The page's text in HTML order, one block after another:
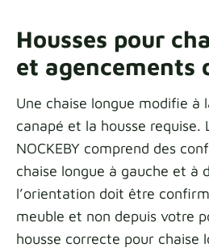
Housses pour
et agencements
Une chaise longue modifie à
canapé et la housse requise.
NOCKEBY comprend des
chaise longue à gauche et à
l’orientation doit être
meuble et non depuis votre
housse correcte pour chaise